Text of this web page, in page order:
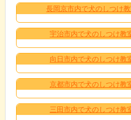
長岡京市内で犬のしつけ
宇治市内で犬のしつけ教
向日市内で犬のしつけ教
京都市内で犬のしつけ教
三田市内で犬のしつけ教